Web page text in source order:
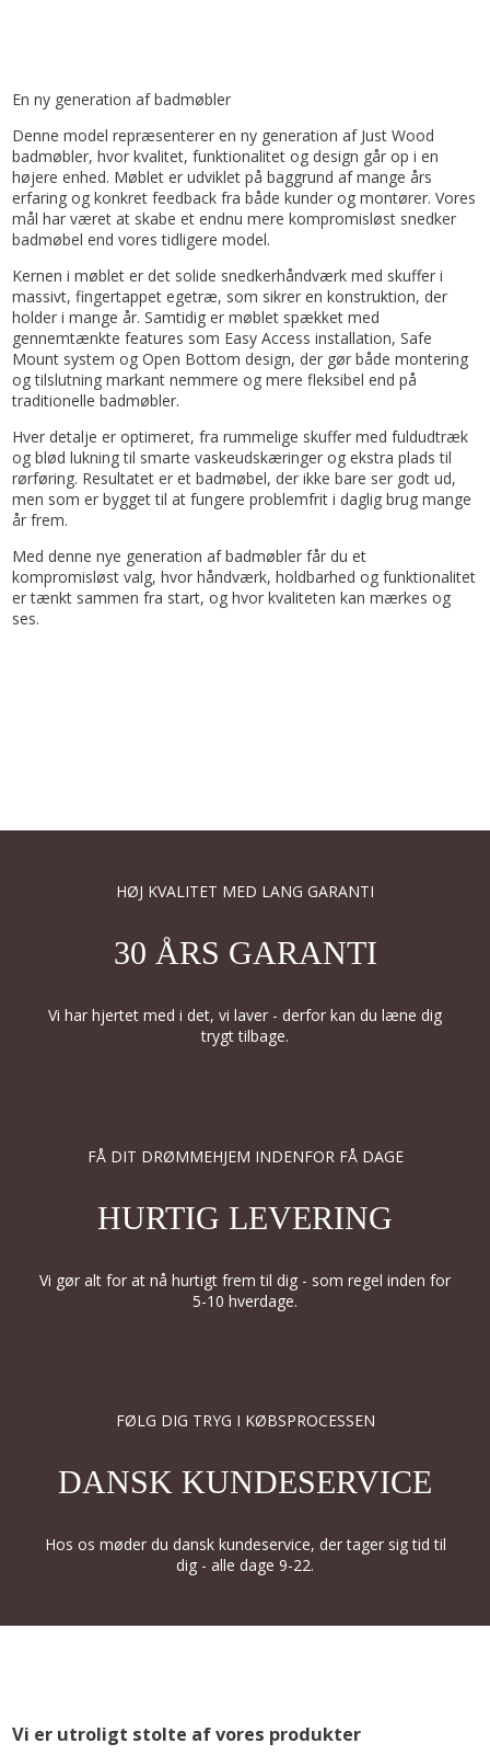
En ny generation af badmøbler
Denne model repræsenterer en ny generation af Just Wood
badmøbler, hvor kvalitet, funktionalitet og design går op i en
højere enhed. Møblet er udviklet på baggrund af mange års
erfaring og konkret feedback fra både kunder og montører. Vores
mål har været at skabe et endnu mere kompromisløst snedker
badmøbel end vores tidligere model.
Kernen i møblet er det solide snedkerhåndværk med skuffer i
massivt, fingertappet egetræ, som sikrer en konstruktion, der
holder i mange år. Samtidig er møblet spækket med
gennemtænkte features som Easy Access installation, Safe
Mount system og Open Bottom design, der gør både montering
og tilslutning markant nemmere og mere fleksibel end på
traditionelle badmøbler.
Hver detalje er optimeret, fra rummelige skuffer med fuldudtræk
og blød lukning til smarte vaskeudskæringer og ekstra plads til
rørføring. Resultatet er et badmøbel, der ikke bare ser godt ud,
men som er bygget til at fungere problemfrit i daglig brug mange
år frem.
Med denne nye generation af badmøbler får du et
kompromisløst valg, hvor håndværk, holdbarhed og funktionalitet
er tænkt sammen fra start, og hvor kvaliteten kan mærkes og
ses.
HØJ KVALITET MED LANG GARANTI
30 ÅRS GARANTI
Vi har hjertet med i det, vi laver - derfor kan du læne dig
trygt tilbage.
FÅ DIT DRØMMEHJEM INDENFOR FÅ DAGE
HURTIG LEVERING
Vi gør alt for at nå hurtigt frem til dig - som regel inden for
5-10 hverdage.
FØLG DIG TRYG I KØBSPROCESSEN
DANSK KUNDESERVICE
Hos os møder du dansk kundeservice, der tager sig tid til
dig - alle dage 9-22.
Vi er utroligt stolte af vores produkter